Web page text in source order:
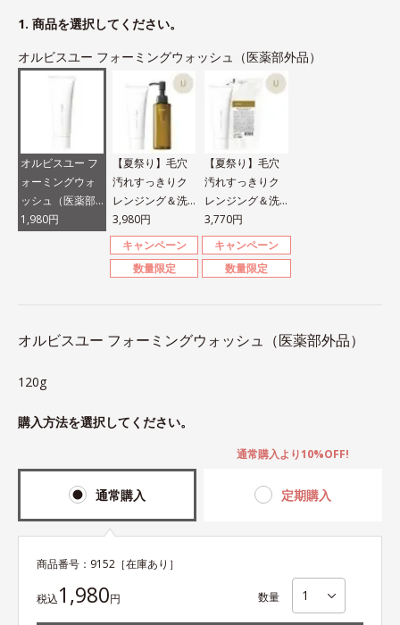
1. 商品を選択してください。
オルビスユー フォーミングウォッシュ（医薬部外品）
オルビスユー フ
ォーミングウォ
ッシュ（医薬部
外品）
1,980円
【夏祭り】毛穴
汚れすっきりク
レンジング＆洗
顔セット
3,980円
キャンペーン
数量限定
【夏祭り】毛穴
汚れすっきりク
レンジング＆洗
顔セット
3,770円
キャンペーン
数量限定
オルビスユー フォーミングウォッシュ（医薬部外品）
120g
購入方法を選択してください。
通常購入 定期購入
通常購入より10%OFF!
商品番号： 9152 ［在庫あり］
税込1,980円 数量